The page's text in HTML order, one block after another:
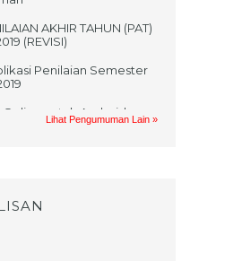
AKHIR TAHUN (PAT)
(REVISI)
Penilaian Semester
Online untuk Android
NABI
Lihat Pengumuman Lain »